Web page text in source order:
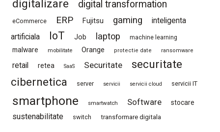
digitalizare digital transformation
eCommerce ERP Fujitsu gaming
inteligenta
artificiala
IoT Job laptop machine learning
malware mobilitate Orange protectie date ransomware
retail retea SaaS Securitate
securitate
cibernetica
server servicii servicii cloud servicii IT
smartphone smartwatch Software stocare
sustenabilitate switch transformare digitala